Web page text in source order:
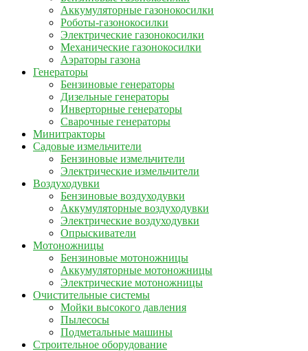
Аккумуляторные газонокосилки
Роботы-газонокосилки
Электрические газонокосилки
Механические газонокосилки
Аэраторы газона
Генераторы
Бензиновые генераторы
Дизельные генераторы
Инверторные генераторы
Сварочные генераторы
Минитракторы
Садовые измельчители
Бензиновые измельчители
Электрические измельчители
Воздуходувки
Бензиновые воздуходувки
Аккумуляторные воздуходувки
Электрические воздуходувки
Опрыскиватели
Мотоножницы
Бензиновые мотоножницы
Аккумуляторные мотоножницы
Электрические мотоножницы
Очистительные системы
Мойки высокого давления
Пылесосы
Подметальные машины
Строительное оборудование